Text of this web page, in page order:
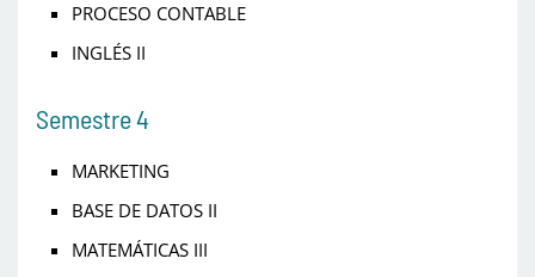
PROCESO CONTABLE
INGLÉS II
Semestre 4
MARKETING
BASE DE DATOS II
MATEMÁTICAS III